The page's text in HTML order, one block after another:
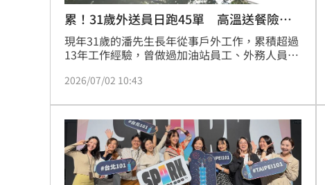
台灣彩券開獎直播中 20:31
LIVE三立+24小時直播 15:27
三立iNEWS新聞台線上直播
台彩父親節推新刮刮樂千萬頭獎超「爸」氣
商場戰國來臨 台中「頂奢大道」逐漸成形
「拍片人的多重宇宙」職涯論壇9/12登場！
累！31歲外送員日跑45單 高溫送餐險休
克
現年31歲的潘先生長年從事戶外工作，累積超過
13年工作經驗，曾做過加油站員工、外務人員及
房屋的費用，他同時承接兩個外送平台，每天工
可達7至8萬，希望靠著一張張單累積收入早日完
成修房心願。
2026/07/02 10:43